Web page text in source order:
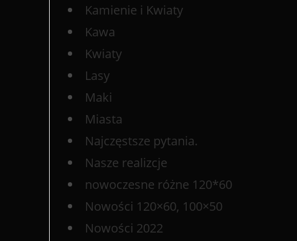
Kamienie i Kwiaty
Kawa
Kwiaty
Lasy
Maki
Miasta
Najczęstsze pytania.
Nasze realizcje
nowoczesne różne 120*60
Nowości 120×60, 100×50
Nowości 2022